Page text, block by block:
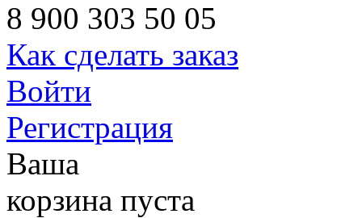
8 900 303 50 05
Как сделать заказ
Войти
Регистрация
Ваша
корзина пуста